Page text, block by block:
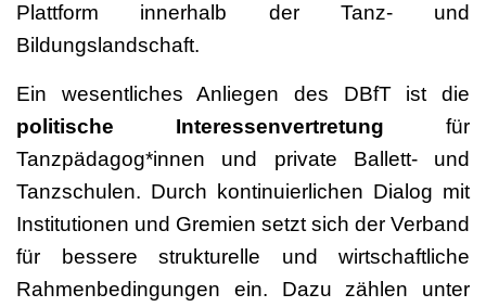
Plattform innerhalb der Tanz- und
Bildungslandschaft.
Ein wesentliches Anliegen des DBfT ist die
politische Interessenvertretung für
Tanzpädagog*innen und private Ballett- und
Tanzschulen. Durch kontinuierlichen Dialog mit
Institutionen und Gremien setzt sich der Verband
für bessere strukturelle und wirtschaftliche
Rahmenbedingungen ein. Dazu zählen unter